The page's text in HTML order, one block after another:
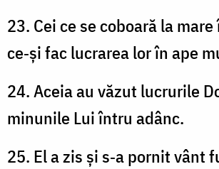
23. Cei ce se coboară la
ce‑și fac lucrarea lor în ape
24. Aceia au văzut lucrurile
minunile Lui întru adânc.
25. El a zis și s‑a pornit vânt